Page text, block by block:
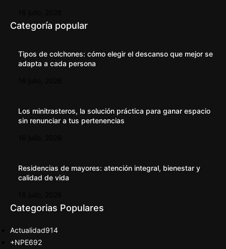
Categoría popular
Tipos de colchones: cómo elegir el descanso que mejor se
adapta a cada persona
Los minitrasteros, la solución práctica para ganar espacio
sin renunciar a tus pertenencias
Residencias de mayores: atención integral, bienestar y
calidad de vida
Categorias Populares
Actualidad914
+NPE692